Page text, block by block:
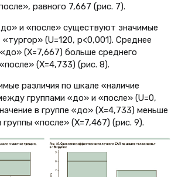
равного 7,667 (рис. 7).
и «после» существуют значимые
(U=120, p<0,001). Среднее
«до» (X=7,667) больше среднего
(X=4,733) (рис. 8).
различия по шкале «наличие
группами «до» и «после» (U=0,
в группе «до» (X=4,733) меньше
группы «после» (X=7,467) (рис. 9).